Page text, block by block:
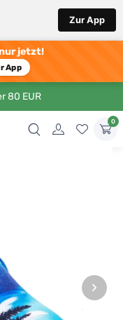
Zur App
jetzt!
App
80 EUR
0
›